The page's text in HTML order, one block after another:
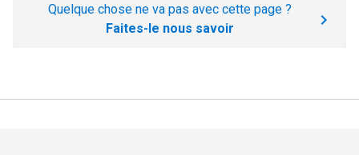
Quelque chose ne va pas avec cette page ?
Faites-le nous savoir